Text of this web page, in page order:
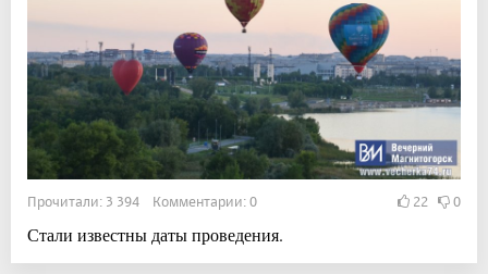
Прочитали: 3 394 Комментарии: 0 22 0
Стали известны даты проведения.